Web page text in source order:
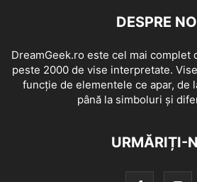
DESPRE
DreamGeek.ro este cel mai complet
peste 2000 de vise interpretate.
funcție de elementele ce apar, de
până la simboluri și
URMĂRIȚI-